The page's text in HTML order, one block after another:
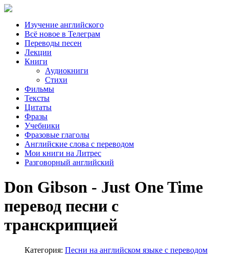
Изучение английского
Всё новое в Телеграм
Переводы песен
Лекции
Книги
Аудиокниги
Стихи
Фильмы
Тексты
Цитаты
Фразы
Учебники
Фразовые глаголы
Английские слова с переводом
Мои книги на Литрес
Разговорный английский
Don Gibson - Just One Time
перевод песни с
транскрипцией
Категория: Песни на английском языке с переводом